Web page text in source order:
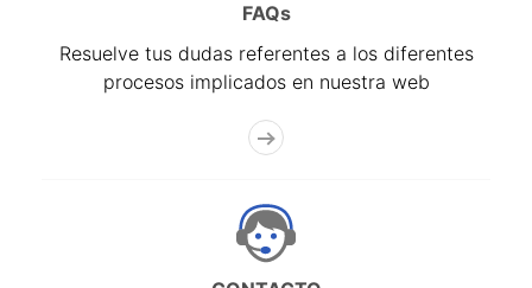
FAQs
Resuelve tus dudas referentes a los diferentes
procesos implicados en nuestra web